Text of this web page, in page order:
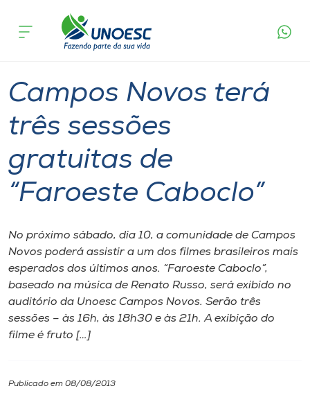
Cursos
Pesquisa
Atendimento ao Estudante
Portal de Ensino
A
Unoesc
Internacionalização
I.nova
Diplomados
acontece
Campos Novos terá
três sessões
gratuitas de
“Faroeste Caboclo”
No próximo sábado, dia 10, a comunidade de Campos
Novos poderá assistir a um dos filmes brasileiros mais
esperados dos últimos anos. “Faroeste Caboclo”,
baseado na música de Renato Russo, será exibido no
auditório da Unoesc Campos Novos. Serão três
sessões – às 16h, às 18h30 e às 21h. A exibição do
filme é fruto […]
Publicado em 08/08/2013